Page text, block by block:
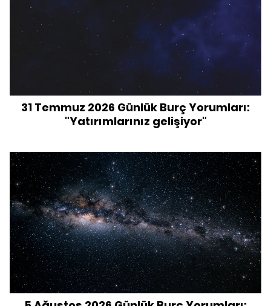
31 Temmuz 2026 Günlük Burç Yorumları:
"Yatırımlarınız gelişiyor"